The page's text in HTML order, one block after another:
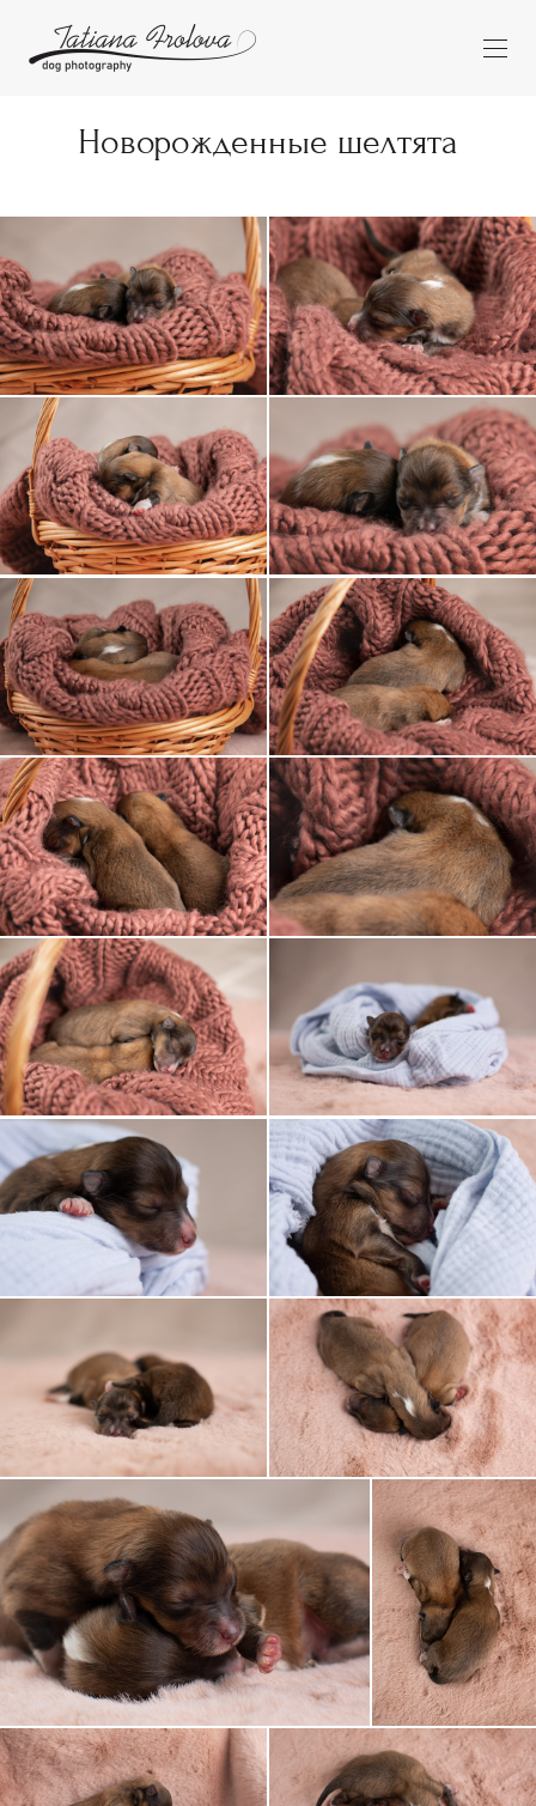
Новорожденные шелтята